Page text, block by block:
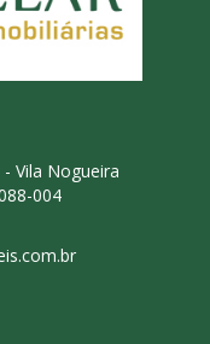
Vila Nogueira
004